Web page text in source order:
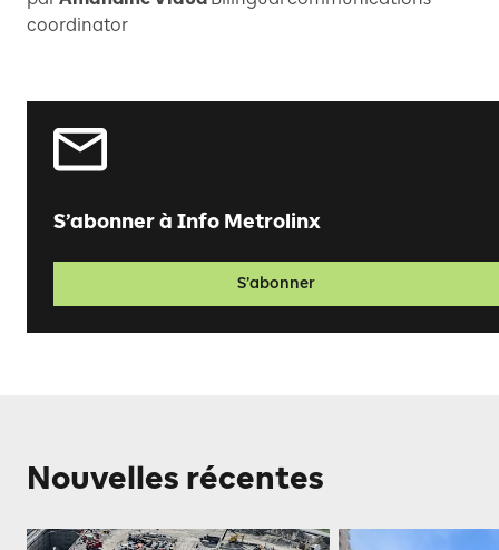
coordinator
S’abonner à Info Metrolinx
S’abonner
Nouvelles récentes